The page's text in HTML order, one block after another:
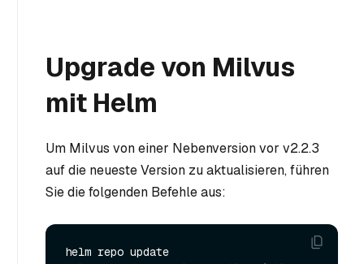
Upgrade von Milvus
mit Helm
Um Milvus von einer Nebenversion vor v2.2.3
auf die neueste Version zu aktualisieren, führen
Sie die folgenden Befehle aus:
helm repo update